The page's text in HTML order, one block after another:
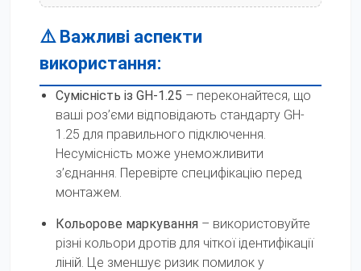
⚠️ Важливі аспекти
використання:
Сумісність із GH-1.25 – переконайтеся, що
ваші роз’єми відповідають стандарту GH-
1.25 для правильного підключення.
Несумісність може унеможливити
з’єднання. Перевірте специфікацію перед
монтажем.
Кольорове маркування – використовуйте
різні кольори дротів для чіткої ідентифікації
ліній. Це зменшує ризик помилок у